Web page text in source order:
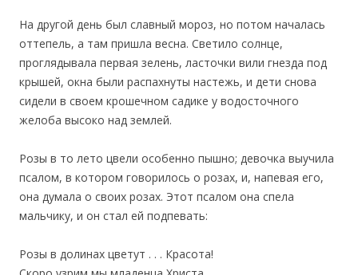
На другой день был славный мороз, но потом началась
оттепель, а там пришла весна. Светило солнце,
проглядывала первая зелень, ласточки вили гнезда под
крышей, окна были распахнуты настежь, и дети снова
сидели в своем крошечном садике у водосточного
желоба высоко над землей.
Розы в то лето цвели особенно пышно; девочка выучила
псалом, в котором говорилось о розах, и, напевая его,
она думала о своих розах. Этот псалом она спела
мальчику, и он стал ей подпевать:
Розы в долинах цветут . . . Красота!